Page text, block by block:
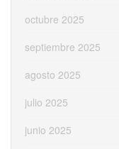
octubre 2025
septiembre 2025
agosto 2025
julio 2025
junio 2025